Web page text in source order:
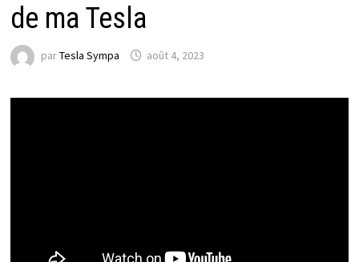
de ma Tesla
parTesla Sympa août 4, 2023